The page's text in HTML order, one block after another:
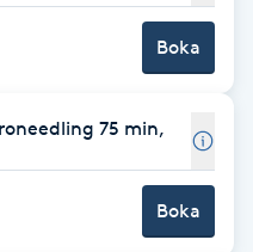
Boka
75 min,
Boka